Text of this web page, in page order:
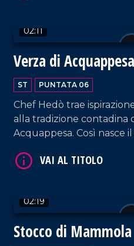
02:11
Verza di Acquappesa
ST PUNTATA 06
Chef Hedò trae
alla tradizione contadina
Acquappesa. Così nasce
02:19
Stocco di Mammola